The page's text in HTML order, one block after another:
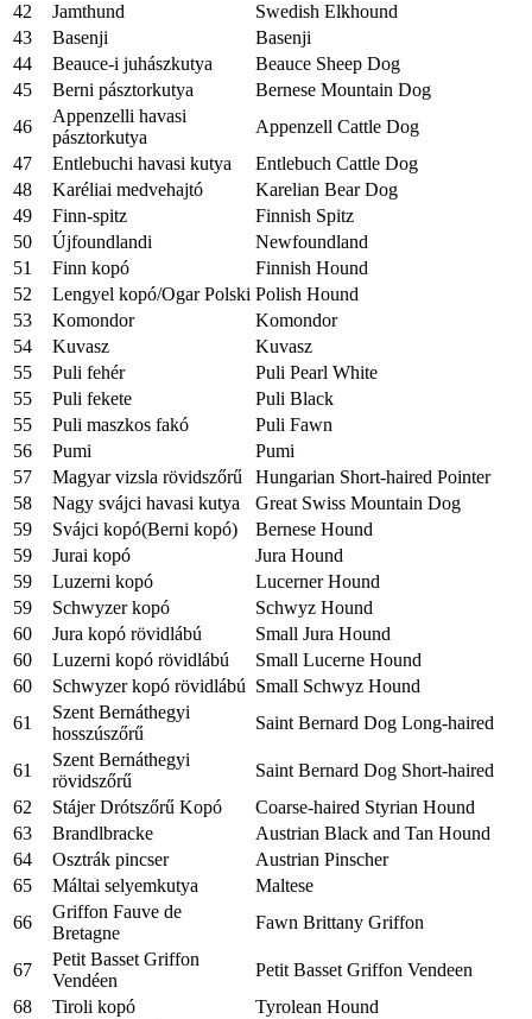
42
Jamthund
Swedish Elkhound
43
Basenji
Basenji
44
Beauce-i juhászkutya
Beauce Sheep Dog
45
Berni pásztorkutya
Bernese Mountain Dog
46
Appenzelli havasi
pásztorkutya
Appenzell Cattle Dog
47
Entlebuchi havasi kutya
Entlebuch Cattle Dog
48
Karéliai medvehajtó
Karelian Bear Dog
49
Finn-spitz
Finnish Spitz
50
Újfoundlandi
Newfoundland
51
Finn kopó
Finnish Hound
52
Lengyel kopó/Ogar Polski Polish Hound
53
Komondor
Komondor
54
Kuvasz
Kuvasz
55
Puli fehér
Puli Pearl White
55
Puli fekete
Puli Black
55
Puli maszkos fakó
Puli Fawn
56
Pumi
Pumi
57
Magyar vizsla rövidszőrű
Hungarian Short-haired Pointer
58
Nagy svájci havasi kutya
Great Swiss Mountain Dog
59
Svájci kopó(Berni kopó)
Bernese Hound
59
Jurai kopó
Jura Hound
59
Luzerni kopó
Lucerner Hound
59
Schwyzer kopó
Schwyz Hound
60
Jura kopó rövidlábú
Small Jura Hound
60
Luzerni kopó rövidlábú
Small Lucerne Hound
60
Schwyzer kopó rövidlábú Small Schwyz Hound
61
Szent Bernáthegyi
hosszúszőrű
Saint Bernard Dog Long-haired
61
Szent Bernáthegyi
rövidszőrű
Saint Bernard Dog Short-haired
62
Stájer Drótszőrű Kopó
Coarse-haired Styrian Hound
63
Brandlbracke
Austrian Black and Tan Hound
64
Osztrák pincser
Austrian Pinscher
65
Máltai selyemkutya
Maltese
66
Griffon Fauve de
Bretagne
Fawn Brittany Griffon
67
Petit Basset Griffon
Vendéen
Petit Basset Griffon Vendeen
68
Tiroli kopó
Tyrolean Hound